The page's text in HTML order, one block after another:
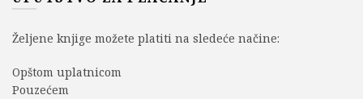
Željene knjige možete platiti na sledeće načine:
Opštom uplatnicom
Pouzećem